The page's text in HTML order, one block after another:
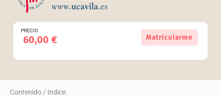
PRECIO
60,00€
Curso
universitario
Matricularme
Contenido / Indice